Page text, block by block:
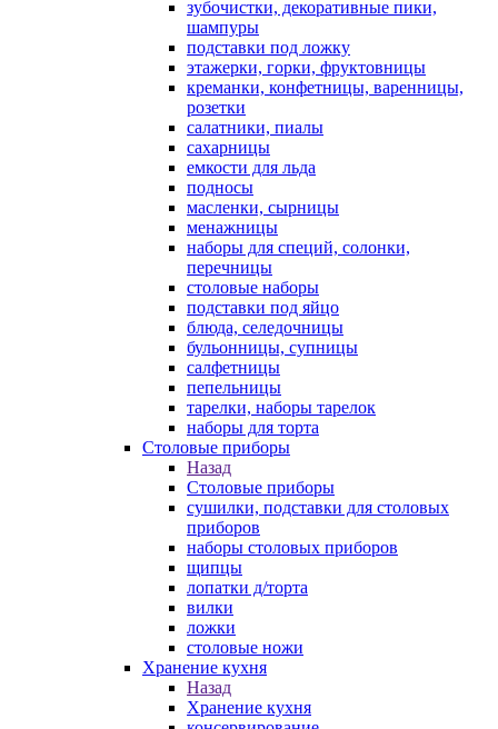
зубочистки, декоративные пики,
шампуры
подставки под ложку
этажерки, горки, фруктовницы
креманки, конфетницы, варенницы,
розетки
салатники, пиалы
сахарницы
емкости для льда
подносы
масленки, сырницы
менажницы
наборы для специй, солонки,
перечницы
столовые наборы
подставки под яйцо
блюда, селедочницы
бульонницы, супницы
салфетницы
пепельницы
тарелки, наборы тарелок
наборы для торта
Столовые приборы
Назад
Столовые приборы
сушилки, подставки для столовых
приборов
наборы столовых приборов
щипцы
лопатки д/торта
вилки
ложки
столовые ножи
Хранение кухня
Назад
Хранение кухня